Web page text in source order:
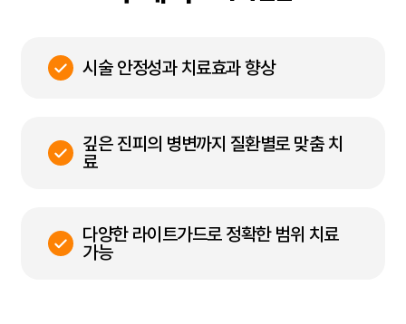
시술 안정성과 치료효과 향상
깊은 진피의 병변까지 질환별로 맞춤 치
료
다양한 라이트가드로 정확한 범위 치료
가능